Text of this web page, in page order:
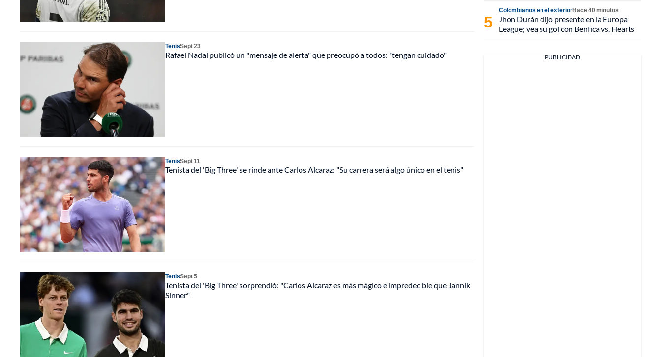
TenisSept 23
Rafael Nadal publicó un "mensaje de alerta" que preocupó a todos: "tengan cuidado"
TenisSept 11
Tenista del 'Big Three' se rinde ante Carlos Alcaraz: "Su carrera será algo único en el tenis"
TenisSept 5
Tenista del 'Big Three' sorprendió: "Carlos Alcaraz es más mágico e impredecible que Jannik
Sinner"
Colombianos en el exteriorHace 40 minutos
Jhon Durán dijo presente en la Europa
League; vea su gol con Benfica vs. Hearts
PUBLICIDAD